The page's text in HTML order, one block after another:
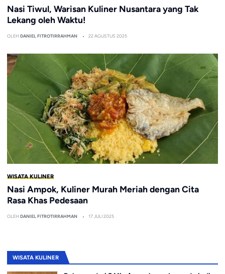
Nasi Tiwul, Warisan Kuliner Nusantara yang Tak
Lekang oleh Waktu!
OLEH DANIEL FITROTIRRAHMAN 22 AGUSTUS 2025
WISATA KULINER
Nasi Ampok, Kuliner Murah Meriah dengan Cita
Rasa Khas Pedesaan
OLEH DANIEL FITROTIRRAHMAN 17 JULI 2025
WISATA KULINER